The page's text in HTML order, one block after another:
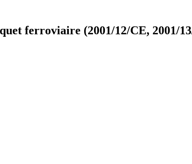
ferroviaire (2001/12/CE, 2001/